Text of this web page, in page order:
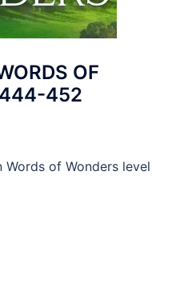
OF
444-452
of Wonders level